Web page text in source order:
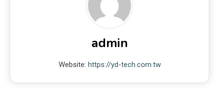
admin
Website: https://yd-tech.com.tw